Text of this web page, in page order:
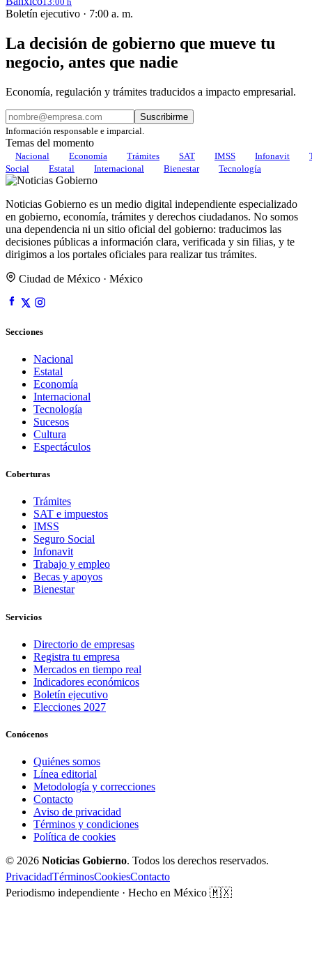
Boletín ejecutivo · 7:00 a. m.
La decisión de gobierno que mueve tu
negocio, antes que nadie
Economía, regulación y trámites traducidos a impacto empresarial.
Suscribirme
Información responsable e imparcial.
Temas del momento
Nacional Economía Trámites SAT IMSS Infonavit
Social
Estatal Internacional Bienestar Tecnología
Noticias Gobierno es un medio digital independiente especializado
en gobierno, economía, trámites y derechos ciudadanos. No somos
una dependencia ni un sitio oficial del gobierno: traducimos las
decisiones públicas a información clara, verificada y sin filias, y te
dirigimos a los portales oficiales para realizar tus trámites.
Ciudad de México · México
Secciones
Nacional
Estatal
Economía
Internacional
Tecnología
Sucesos
Cultura
Espectáculos
Coberturas
Trámites
SAT e impuestos
IMSS
Seguro Social
Infonavit
Trabajo y empleo
Becas y apoyos
Bienestar
Servicios
Directorio de empresas
Registra tu empresa
Mercados en tiempo real
Indicadores económicos
Boletín ejecutivo
Elecciones 2027
Conócenos
Quiénes somos
Línea editorial
Metodología y correcciones
Contacto
Aviso de privacidad
Términos y condiciones
Política de cookies
© 2026 Noticias Gobierno. Todos los derechos reservados.
PrivacidadTérminosCookiesContacto
Periodismo independiente · Hecho en México 🇲🇽